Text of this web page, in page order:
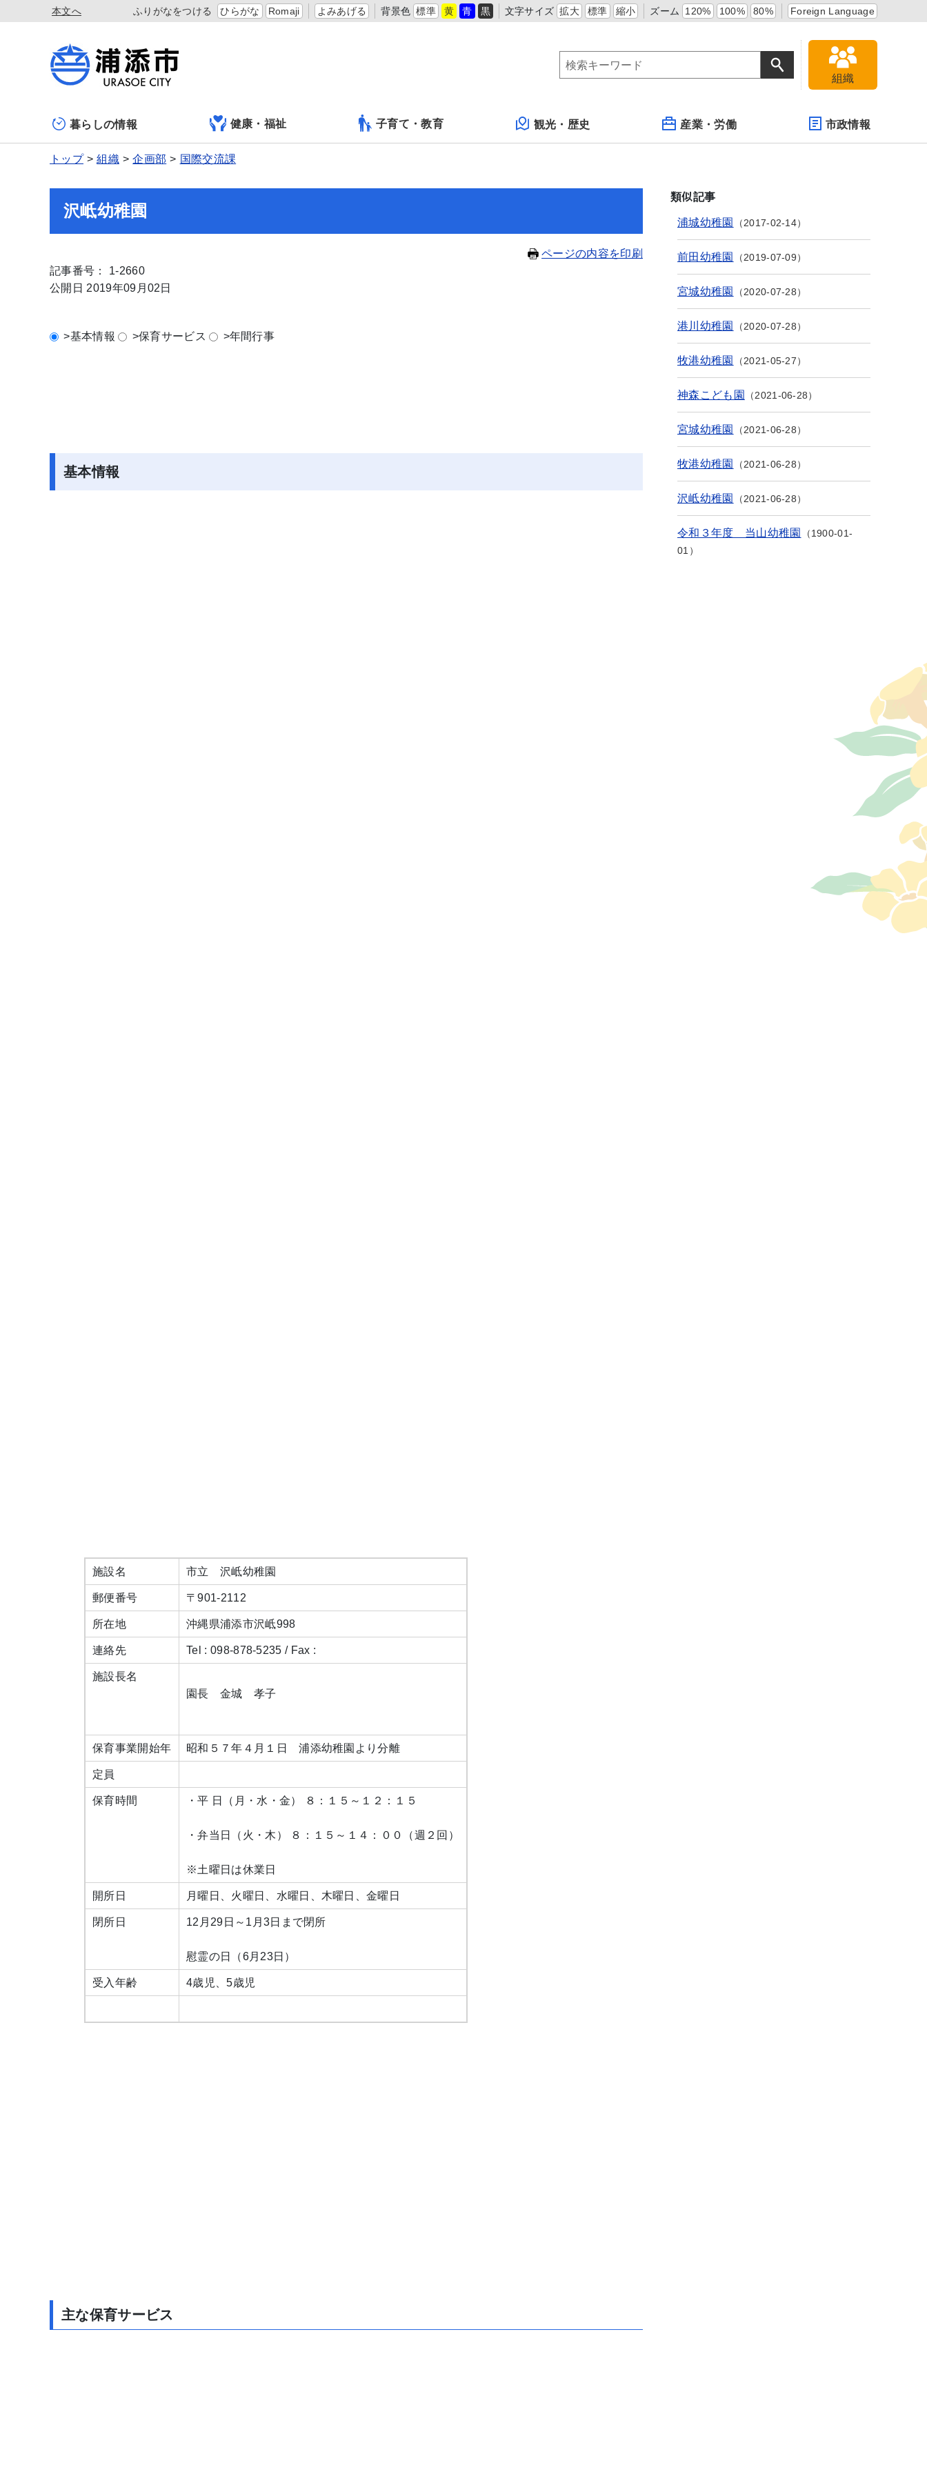
本文へ ふりがなをつける ひらがな Romaji よみあげる 背景色 標準 黄 青 黒 文字サイズ 拡大 標準 縮小 ズーム 120% 100% 80% Foreign Language
組織
暮らしの情報 健康・福祉 子育て・教育 観光・歴史 産業・労働 市政情報
トップ 組織 企画部 国際交流課
沢岻幼稚園
ページの内容を印刷
記事番号： 1-2660
公開日 2019年09月02日
>基本情報 >保育サービス >年間行事
基本情報
施設名 市立 沢岻幼稚園
郵便番号 〒901-2112
所在地 沖縄県浦添市沢岻998
連絡先 Tel : 098-878-5235 / Fax :
施設長名
園長 金城 孝子
保育事業開始年 昭和５７年４月１日 浦添幼稚園より分離
定員
保育時間 ・平 日（月・水・金） ８：１５～１２：１５
・弁当日（火・木） ８：１５～１４：００（週２回）
※土曜日は休業日
開所日 月曜日、火曜日、水曜日、木曜日、金曜日
閉所日 12月29日～1月3日まで閉所
慰霊の日（6月23日）
受入年齢 4歳児、5歳児
主な保育サービス
類似記事
浦城幼稚園 2017-02-14
前田幼稚園 2019-07-09
宮城幼稚園 2020-07-28
港川幼稚園 2020-07-28
牧港幼稚園 2021-05-27
神森こども園 2021-06-28
宮城幼稚園 2021-06-28
牧港幼稚園 2021-06-28
沢岻幼稚園 2021-06-28
令和３年度 当山幼稚園
1900-01-
01